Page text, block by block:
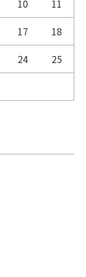
10
11
17
18
24
25